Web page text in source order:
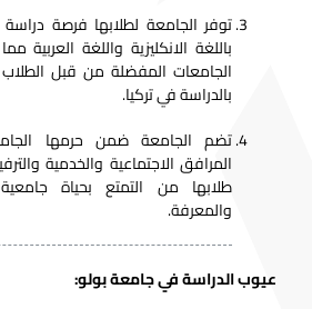
توفر الجامعة لطلابها فرصة
باللغة الانكليزية واللغة العربية
الجامعات المفضلة من قبل الطلاب
بالدراسة في تركيا.
تضم الجامعة ضمن حرمها
المرافق الاجتماعية والخدمية
طلابها من التمتع بحياة جامعية
والمعرفة.
عيوب الدراسة في جامعة بولو: